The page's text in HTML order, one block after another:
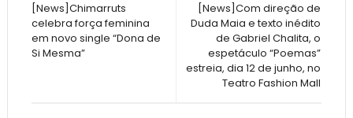
[News]Com direção de
Duda Maia e texto inédito
de Gabriel Chalita, o
espetáculo “Poemas”
estreia, dia 12 de junho, no
Teatro Fashion Mall
[News]Chimarruts
celebra força feminina
em novo single “Dona de
Si Mesma”